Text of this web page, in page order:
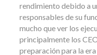
rendimiento debido a
responsables de su
mucho que ver los
principalmente los
preparación para la